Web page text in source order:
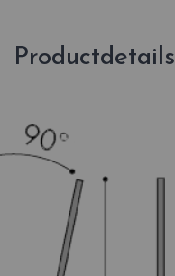
Productdetails